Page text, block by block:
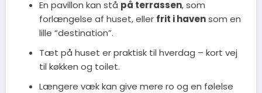
En pavillon kan stå på terrassen, som
forlængelse af huset, eller frit i havensom en
lille “destination”.
Tæt på huset er praktisk til hverdag – kort vej
til køkken og toilet.
Længere væk kan give mere ro og en følelse